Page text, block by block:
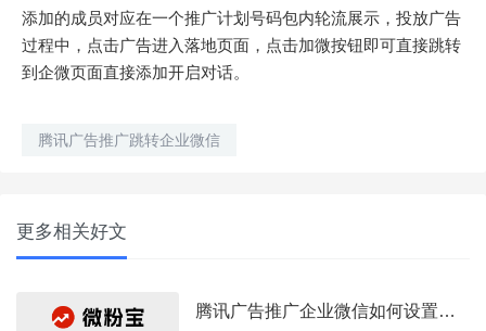
添加的成员对应在一个推广计划号码包内轮流展示，投放广告
过程中，点击广告进入落地页面，点击加微按钮即可直接跳转
到企微页面直接添加开启对话。
腾讯广告推广跳转企业微信
更多相关好文
腾讯广告推广企业微信如何设置客服每日加粉上限？